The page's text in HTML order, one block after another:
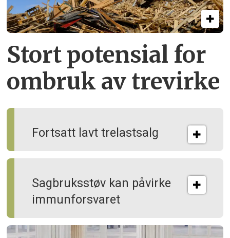
Stort potensial for
ombruk av tre­virke
Fortsatt lavt trelastsalg
Sagbruksstøv kan på­virke
immun­forsvaret